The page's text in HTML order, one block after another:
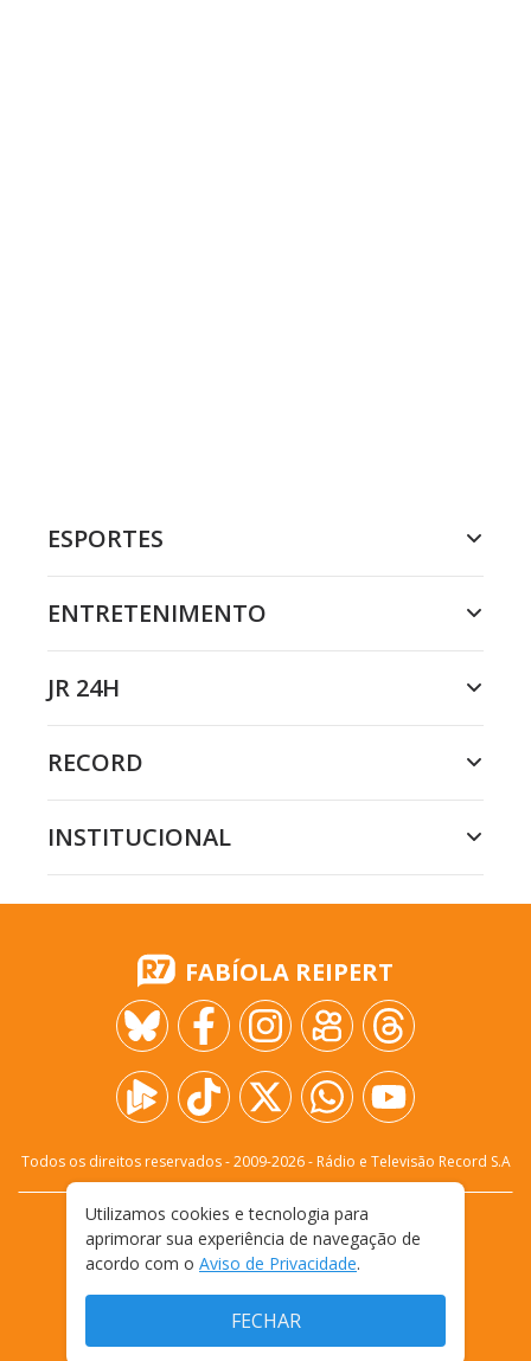
ESPORTES
ENTRETENIMENTO
JR 24H
RECORD
INSTITUCIONAL
FABÍOLA REIPERT
Todos os direitos reservados - 2009-2026- Rádio e Televisão Record S.A
FALE CONOSCO
PRIVACIDADE
TERMOS E CONDIÇÕES DE USO
Utilizamos cookies e tecnologia para
aprimorar sua experiência de navegação de
acordo com o Aviso de Privacidade.
FECHAR